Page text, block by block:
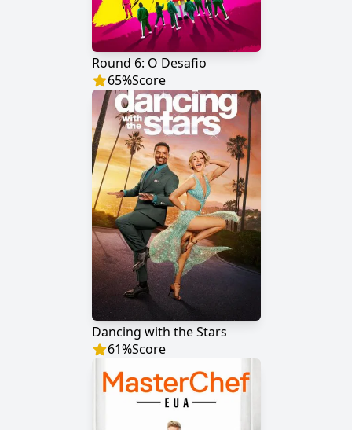
Round 6: O Desafio
65%Score
Dancing with the Stars
61%Score